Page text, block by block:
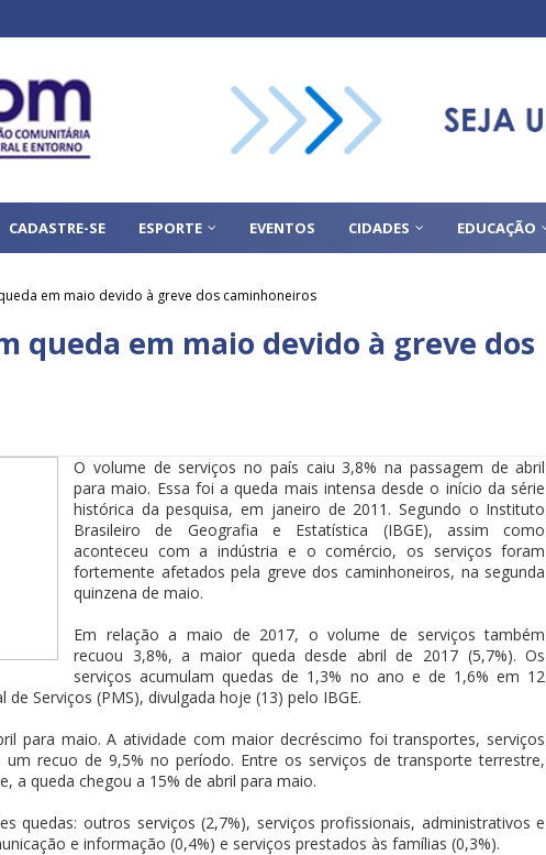
CADASTRE-SE ESPORTE EVENTOS CIDADES EDUCAÇÃO
em maio devido à greve dos caminhoneiros
queda em maio devido à greve dos
O volume de serviços no país caiu 3,8% na passagem de abril
para maio. Essa foi a queda mais intensa desde o início da série
histórica da pesquisa, em janeiro de 2011. Segundo o Instituto
Brasileiro de Geografia e Estatística (IBGE), assim como
aconteceu com a indústria e o comércio, os serviços foram
fortemente afetados pela greve dos caminhoneiros, na segunda
quinzena de maio.
Em relação a maio de 2017, o volume de serviços também
recuou 3,8%, a maior queda desde abril de 2017 (5,7%). Os
serviços acumulam quedas de 1,3% no ano e de 1,6% em 12
Serviços (PMS), divulgada hoje (13) pelo IBGE.
para maio. A atividade com maior decréscimo foi transportes, serviços
recuo de 9,5% no período. Entre os serviços de transporte terrestre,
a queda chegou a 15% de abril para maio.
quedas: outros serviços (2,7%), serviços profissionais, administrativos e
e informação (0,4%) e serviços prestados às famílias (0,3%).